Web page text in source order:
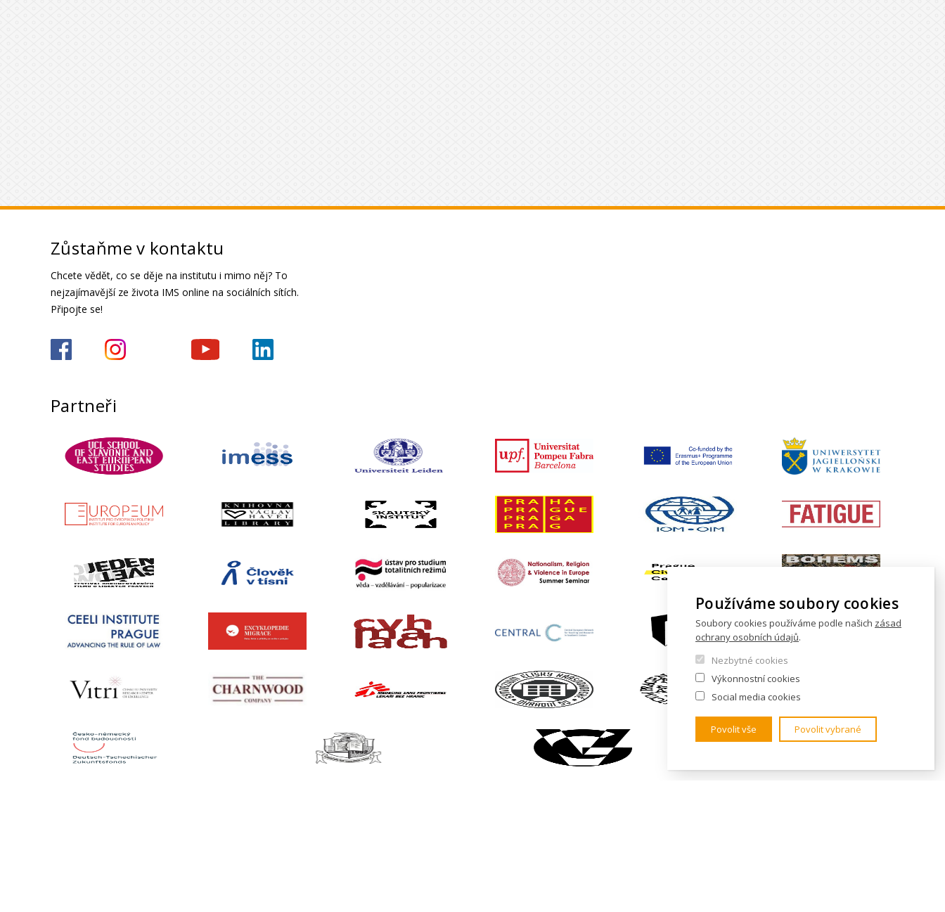
Zůstaňme v kontaktu
Chcete vědět, co se děje na institutu i mimo něj? To
nejzajímavější ze života IMS online na sociálních sítích.
Připojte se!
Partneři
Používáme soubory cookies
Soubory cookies používáme podle našich zásad
ochrany osobních údajů.
Nezbytné cookies
Výkonnostní cookies
Social media cookies
Povolit vše Povolit vybrané